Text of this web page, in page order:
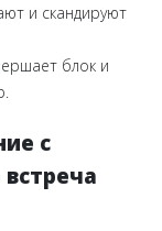
и скандируют
блок и
с